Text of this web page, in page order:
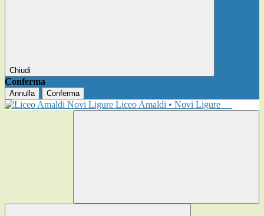
Chiudi
Conferma
Annulla Conferma
Liceo Amaldi • Novi Ligure